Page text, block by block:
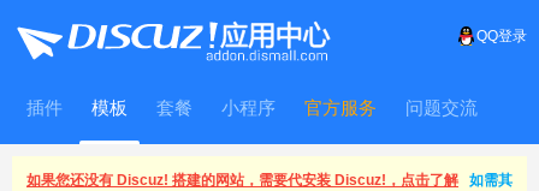
QQ登录
插件 模板 套餐 小程序 官方服务 问题交流
WitFrame
如果您还没有 Discuz! 搭建的网站，需要代安装 Discuz!，点击了解
如需其